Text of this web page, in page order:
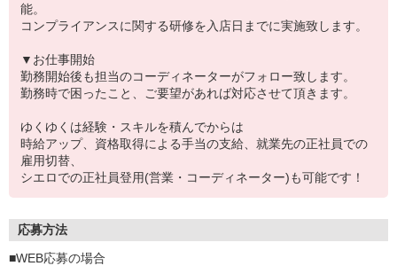
能。
コンプライアンスに関する研修を入店日までに実施致します。
▼お仕事開始
勤務開始後も担当のコーディネーターがフォロー致します。
勤務時で困ったこと、ご要望があれば対応させて頂きます。
ゆくゆくは経験・スキルを積んでからは
時給アップ、資格取得による手当の支給、就業先の正社員での
雇用切替、
シエロでの正社員登用(営業・コーディネーター)も可能です！
応募方法
■WEB応募の場合